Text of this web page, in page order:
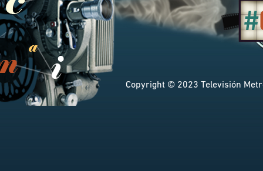
Copyright © 2023 Televisión